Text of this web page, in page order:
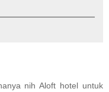
nih Aloft hotel untuk